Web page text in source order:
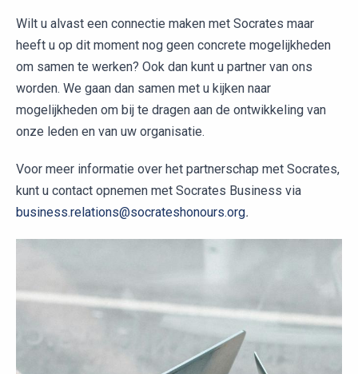
Wilt u alvast een connectie maken met Socrates maar
heeft u op dit moment nog geen concrete mogelijkheden
om samen te werken? Ook dan kunt u partner van ons
worden. We gaan dan samen met u kijken naar
mogelijkheden om bij te dragen aan de ontwikkeling van
onze leden en van uw organisatie.
Voor meer informatie over het partnerschap met Socrates,
kunt u contact opnemen met Socrates Business via
business.relations@socrateshonours.org.